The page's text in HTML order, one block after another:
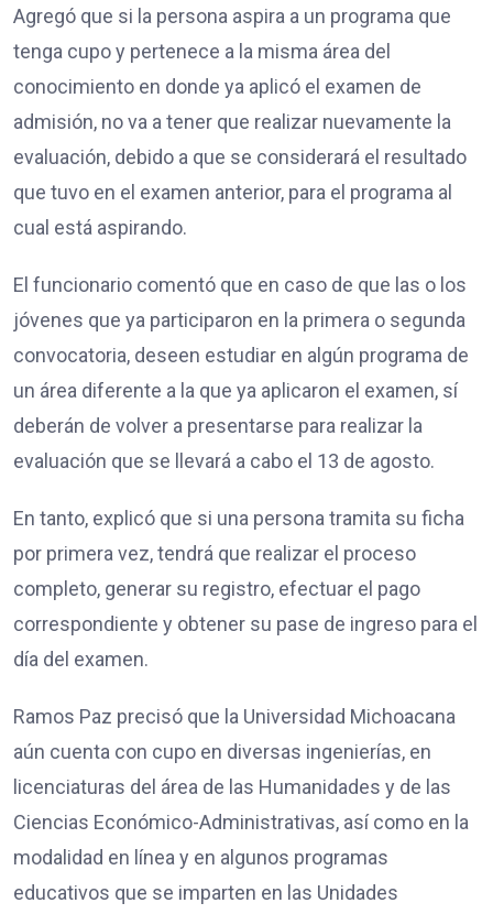
Agregó que si la persona aspira a un programa que
tenga cupo y pertenece a la misma área del
conocimiento en donde ya aplicó el examen de
admisión, no va a tener que realizar nuevamente la
evaluación, debido a que se considerará el resultado
que tuvo en el examen anterior, para el programa al
cual está aspirando.
El funcionario comentó que en caso de que las o los
jóvenes que ya participaron en la primera o segunda
convocatoria, deseen estudiar en algún programa de
un área diferente a la que ya aplicaron el examen, sí
deberán de volver a presentarse para realizar la
evaluación que se llevará a cabo el 13 de agosto.
En tanto, explicó que si una persona tramita su ficha
por primera vez, tendrá que realizar el proceso
completo, generar su registro, efectuar el pago
correspondiente y obtener su pase de ingreso para el
día del examen.
Ramos Paz precisó que la Universidad Michoacana
aún cuenta con cupo en diversas ingenierías, en
licenciaturas del área de las Humanidades y de las
Ciencias Económico-Administrativas, así como en la
modalidad en línea y en algunos programas
educativos que se imparten en las Unidades